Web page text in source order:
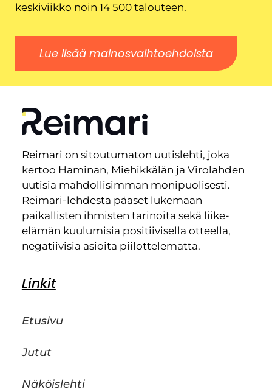
keskiviikko noin 14 500 talouteen.
Lue lisää mainosvaihtoehdoista
Reimari on sitoutumaton uutislehti, joka
kertoo Haminan, Miehikkälän ja Virolahden
uutisia mahdollisimman monipuolisesti.
Reimari-lehdestä pääset lukemaan
paikallisten ihmisten tarinoita sekä liike-
elämän kuulumisia positiivisella otteella,
negatiivisia asioita piilottelematta.
Linkit
Etusivu
Jutut
Näköislehti